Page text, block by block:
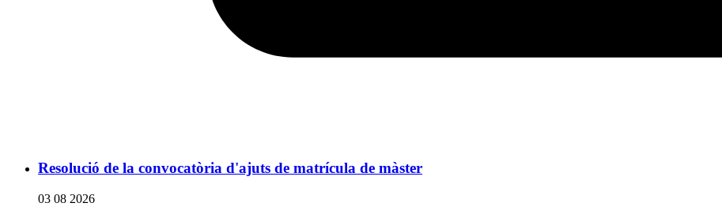
Resolució de la convocatòria d'ajuts de matrícula de màster
03 08 2026